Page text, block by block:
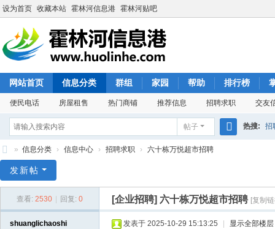
设为首页 收藏本站 霍林河信息港 霍林河贴吧
网站首页 信息分类 群组 家园 帮助 排行榜
便民电话 房屋租售 热门商铺 推荐信息 招聘求职 交友
帖子 热搜: 招
林
» 信息分类 › 信息中心 › 招聘求职 › 六十栋万悦超市招聘
发新帖
查看: 2530 回复: 0 [企业招聘] 六十栋万悦超市招聘 [复制
shuanglichaoshi 发表于 2025-10-29 15:13:25 显示全部楼层